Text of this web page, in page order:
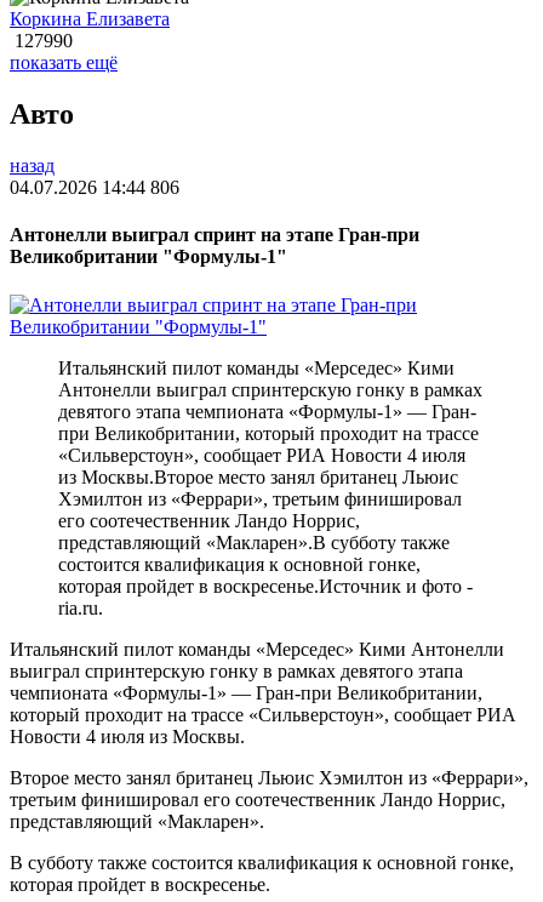
Коркина Елизавета
127990
показать ещё
Авто
назад
04.07.2026 14:44 806
Антонелли выиграл спринт на этапе Гран-при
Великобритании "Формулы-1"
Итальянский пилот команды «Мерседес» Кими
Антонелли выиграл спринтерскую гонку в рамках
девятого этапа чемпионата «Формулы-1» — Гран-
при Великобритании, который проходит на трассе
«Сильверстоун», сообщает РИА Новости 4 июля
из Москвы.Второе место занял британец Льюис
Хэмилтон из «Феррари», третьим финишировал
его соотечественник Ландо Норрис,
представляющий «Макларен».В субботу также
состоится квалификация к основной гонке,
которая пройдет в воскресенье.Источник и фото -
ria.ru.
Итальянский пилот команды «Мерседес» Кими Антонелли
выиграл спринтерскую гонку в рамках девятого этапа
чемпионата «Формулы-1» — Гран-при Великобритании,
который проходит на трассе «Сильверстоун», сообщает РИА
Новости 4 июля из Москвы.
Второе место занял британец Льюис Хэмилтон из «Феррари»,
третьим финишировал его соотечественник Ландо Норрис,
представляющий «Макларен».
В субботу также состоится квалификация к основной гонке,
которая пройдет в воскресенье.